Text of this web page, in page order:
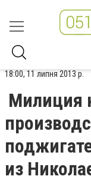
18:00, 11 липня 2013 р.
Милиция
из